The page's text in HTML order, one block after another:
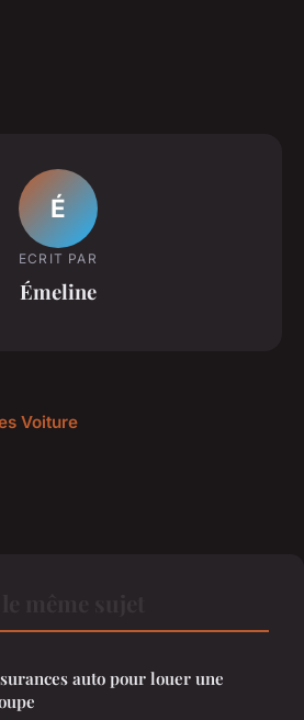
É
ECRIT PAR
Émeline
Voiture
auto pour louer une